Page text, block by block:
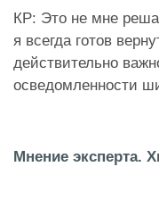
КР: Это не мне
я всегда готов
действительно
осведомленности
Мнение эксперта.